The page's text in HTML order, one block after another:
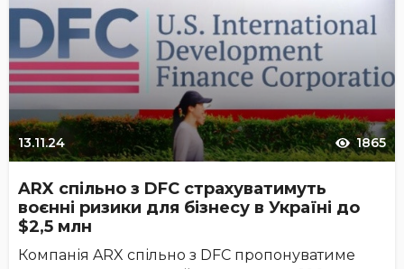
13.11.24 1865
ARX спільно з DFC страхуватимуть
воєнні ризики для бізнесу в Україні до
$2,5 млн
Компанія ARX спільно з DFC пропонуватиме